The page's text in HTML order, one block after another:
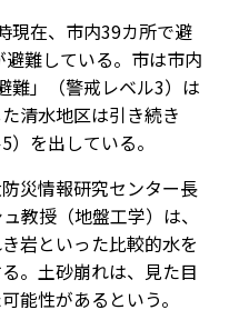
現在、市内39カ所で避
難している。市は市内
難」（警戒レベル3）は
清水地区は引き続き
）を出している。
災情報研究センター長
教授（地盤工学）は、
岩といった比較的水を
。土砂崩れは、見た目
能性があるという。